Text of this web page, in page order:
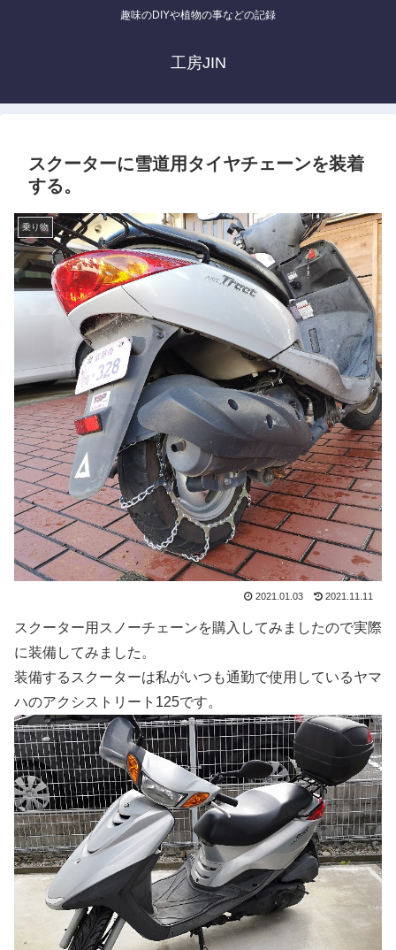
趣味のDIYや植物の事などの記録
工房JIN
スクーターに雪道用タイヤチェーンを装着
する。
乗り物
2021.01.03 2021.11.11
スクーター用スノーチェーンを購入してみましたので実際
に装備してみました。
装備するスクーターは私がいつも通勤で使用しているヤマ
ハのアクシストリート125です。